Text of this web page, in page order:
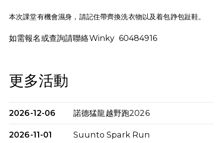
本次課堂有機會濕身，請記住帶齊換洗衣物以及着包踭包趾鞋。
如需報名或查詢請聯絡Winky 60484916
更多活動
2026-12-06 諾德猛龍越野跑2026
2026-11-01 Suunto Spark Run